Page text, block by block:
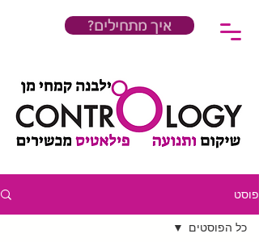
?איך מתחילים
פוסט
כל הפוסטים